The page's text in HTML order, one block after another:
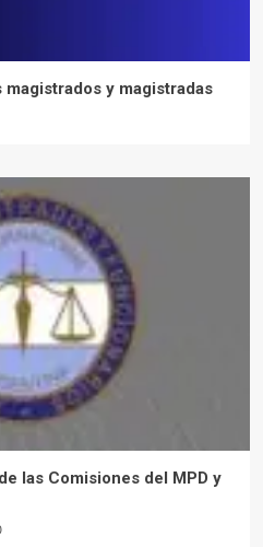
y magistradas
las Comisiones del MPD y